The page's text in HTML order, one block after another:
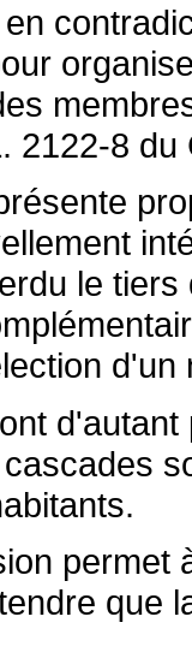
2122-8 du
le
d'un
d'autant
permet
que